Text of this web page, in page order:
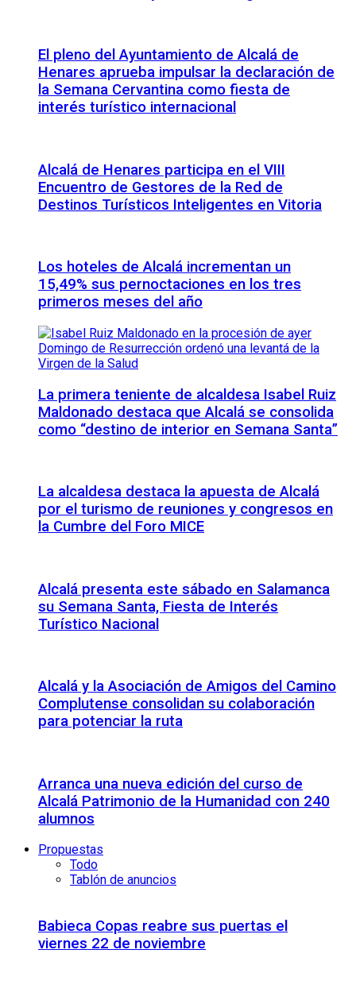
El pleno del Ayuntamiento de Alcalá de
Henares aprueba impulsar la declaración de
la Semana Cervantina como fiesta de
interés turístico internacional
Alcalá de Henares participa en el VIII
Encuentro de Gestores de la Red de
Destinos Turísticos Inteligentes en Vitoria
Los hoteles de Alcalá incrementan un
15,49% sus pernoctaciones en los tres
primeros meses del año
La primera teniente de alcaldesa Isabel Ruiz
Maldonado destaca que Alcalá se consolida
como “destino de interior en Semana Santa”
La alcaldesa destaca la apuesta de Alcalá
por el turismo de reuniones y congresos en
la Cumbre del Foro MICE
Alcalá presenta este sábado en Salamanca
su Semana Santa, Fiesta de Interés
Turístico Nacional
Alcalá y la Asociación de Amigos del Camino
Complutense consolidan su colaboración
para potenciar la ruta
Arranca una nueva edición del curso de
Alcalá Patrimonio de la Humanidad con 240
alumnos
Propuestas
Todo
Tablón de anuncios
Babieca Copas reabre sus puertas el
viernes 22 de noviembre